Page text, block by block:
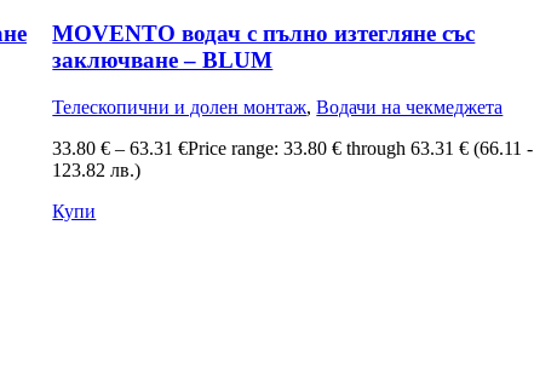
MOVENTO водач с пълно изтегляне със
заключване – BLUM
Телескопични и долен монтаж, Водачи на чекмеджета
33.80€ – 63.31€Price range: 33.80 € through 63.31 € (66.11 -
123.82 лв.)
Купи